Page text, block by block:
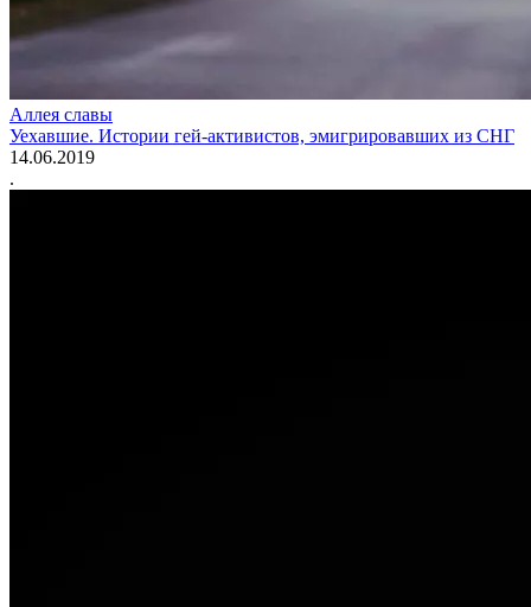
Аллея славы
Уехавшие. Истории гей-активистов, эмигрировавших из СНГ
14.06.2019
.